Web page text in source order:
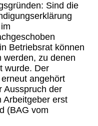
Sind die
Betriebsrat können
werden, zu denen
wurde. Der
angehört
Ausspruch der
Arbeitgeber erst
(BAG vom